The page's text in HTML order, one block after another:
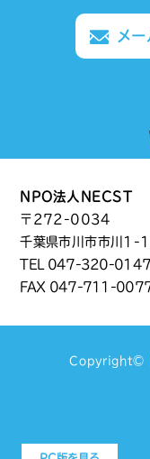
メ
NPO法人NECST
〒272-0034
千葉県市川市市川1-
TEL 047-320-0147
FAX 047-711-
Copyright©